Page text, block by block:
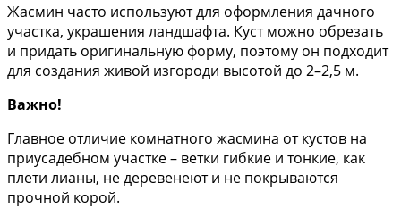
Жасмин часто используют для оформления дачного
участка, украшения ландшафта. Куст можно обрезать
и придать оригинальную форму, поэтому он подходит
для создания живой изгороди высотой до 2–2,5 м.
Важно!
Главное отличие комнатного жасмина от кустов на
приусадебном участке – ветки гибкие и тонкие, как
плети лианы, не деревенеют и не покрываются
прочной корой.